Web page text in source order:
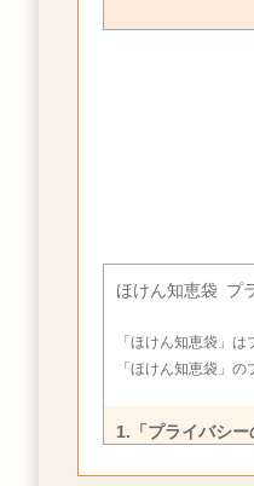
ほけん知恵袋 プ
「ほけん知恵袋」
「ほけん知恵袋」
1.「プライバシ